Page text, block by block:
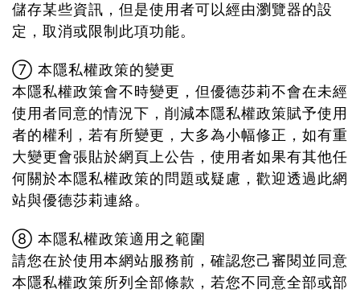
儲存某些資訊，但是使用者可以經由瀏覽器的設
定，取消或限制此項功能。
⑦ 本隱私權政策的變更
本隱私權政策會不時變更，但優德莎莉不會在未經
使用者同意的情況下，削減本隱私權政策賦予使用
者的權利，若有所變更，大多為小幅修正，如有重
大變更會張貼於網頁上公告，使用者如果有其他任
何關於本隱私權政策的問題或疑慮，歡迎透過此網
站與優德莎莉連絡。
⑧ 本隱私權政策適用之範圍
請您在於使用本網站服務前，確認您己審閱並同意
本隱私權政策所列全部條款，若您不同意全部或部